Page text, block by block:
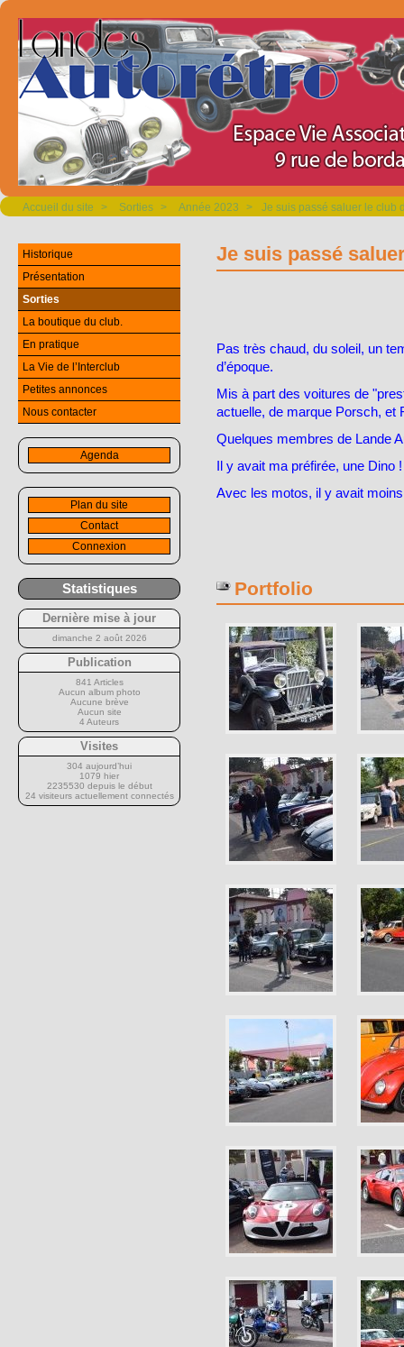
Accueil du site > Sorties > Année 2023 > Je suis passé saluer le club
Je suis passé
Pas très chaud, du soleil, un
d’époque.
Mis à part des voitures de
actuelle, de marque Porsch, et
Quelques membres de Lande
Il y avait ma préfirée, une Dino !
Avec les motos, il y avait
Portfolio
Historique
Présentation
Sorties
La boutique du club.
En pratique
La Vie de l’Interclub
Petites annonces
Nous contacter
Agenda
Plan du site
Contact
Connexion
Statistiques
Dernière mise à jour
dimanche 2 août 2026
Publication
841 Articles
Aucun album photo
Aucune brève
Aucun site
4 Auteurs
Visites
304 aujourd’hui
1079 hier
2235530 depuis le début
24 visiteurs actuellement connectés